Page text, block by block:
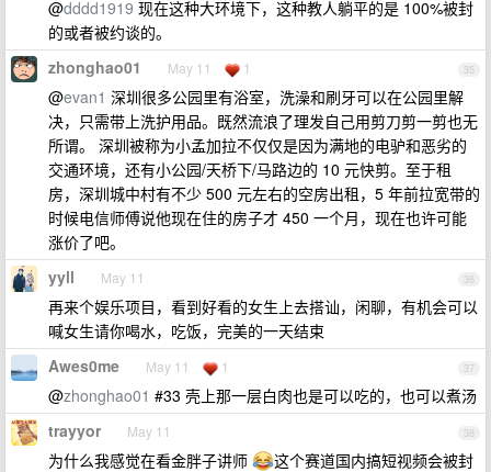
@dddd1919 现在这种大环境下，这种教人躺平的是 100%被封
的或者被约谈的。
35
zhonghao01 May 11 1
@evan1 深圳很多公园里有浴室，洗澡和刷牙可以在公园里解
决，只需带上洗护用品。既然流浪了理发自己用剪刀剪一剪也无
所谓。 深圳被称为小孟加拉不仅仅是因为满地的电驴和恶劣的
交通环境，还有小公园/天桥下/马路边的 10 元快剪。至于租
房，深圳城中村有不少 500 元左右的空房出租，5 年前拉宽带的
时候电信师傅说他现在住的房子才 450 一个月，现在也许可能
涨价了吧。
36
yyll May 11
再来个娱乐项目，看到好看的女生上去搭讪，闲聊，有机会可以
喊女生请你喝水，吃饭，完美的一天结束
37
Awes0me May 11 1
@zhonghao01 #33 壳上那一层白肉也是可以吃的，也可以煮汤
38
trayyor May 11
为什么我感觉在看金胖子讲师
这个赛道国内搞短视频会被封